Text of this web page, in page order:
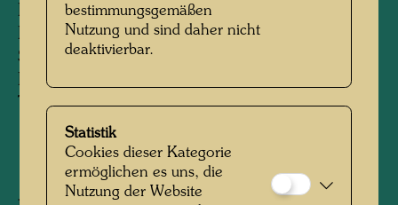
Engraver: Wolfgang Seidel
Print: Österreichische Staatsdruckerei (Austrian
State Printing Office), Vienna
Date of first issue: February 3, 1995
Total edition: 1,375,000
bestimmungsgemäßen
Nutzung und sind daher nicht
deaktivierbar.
Statistik
Cookies dieser Kategorie
ermöglichen es uns, die
Nutzung der Website